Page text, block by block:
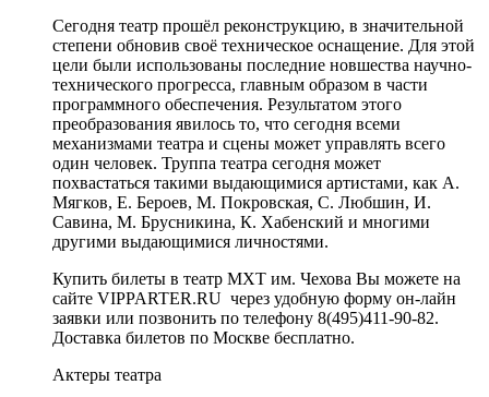
Сегодня театр прошёл реконструкцию, в значительной
степени обновив своё техническое оснащение. Для этой
цели были использованы последние новшества научно-
технического прогресса, главным образом в части
программного обеспечения. Результатом этого
преобразования явилось то, что сегодня всеми
механизмами театра и сцены может управлять всего
один человек. Труппа театра сегодня может
похвастаться такими выдающимися артистами, как А.
Мягков, Е. Бероев, М. Покровская, С. Любшин, И.
Савина, М. Брусникина, К. Хабенский и многими
другими выдающимися личностями.
Купить билеты в театр МХТ им. Чехова Вы можете на
сайте VIPPARTER.RU через удобную форму он-лайн
заявки или позвонить по телефону 8(495)411-90-82.
Доставка билетов по Москве бесплатно.
Актеры театра